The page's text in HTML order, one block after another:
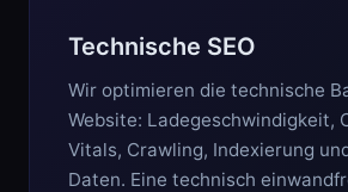
Technische SEO
Wir optimieren die technische
Website: Ladegeschwindigkeit,
Vitals, Crawling, Indexierung
Daten. Eine technisch